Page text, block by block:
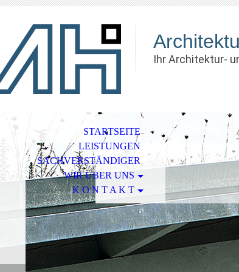
Ihr Architektur-
STARTSEITE
LEISTUNGEN
SACHVERSTÄNDIGER
WIR ÜBER UNS
K O N T A K T